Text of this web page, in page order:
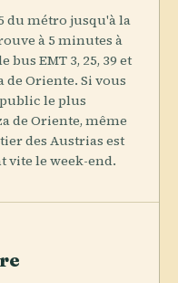
du métro jusqu'à la
à 5 minutes à
bus EMT 3, 25, 39 et
de Oriente. Si vous
le plus
de Oriente, même
des Austrias est
vite le week-end.